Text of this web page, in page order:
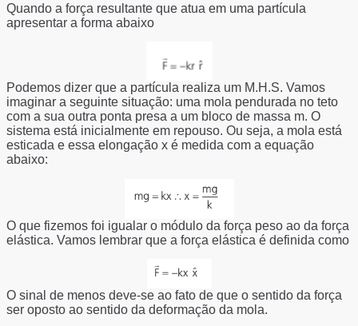
Quando a força resultante que atua em uma partícula
apresentar a forma abaixo
Podemos dizer que a partícula realiza um M.H.S. Vamos
imaginar a seguinte situação: uma mola pendurada no teto
com a sua outra ponta presa a um bloco de massa m. O
sistema está inicialmente em repouso. Ou seja, a mola está
esticada e essa elongação x é medida com a equação
abaixo:
O que fizemos foi igualar o módulo da força peso ao da força
elástica. Vamos lembrar que a força elástica é definida como
O sinal de menos deve-se ao fato de que o sentido da força
ser oposto ao sentido da deformação da mola.